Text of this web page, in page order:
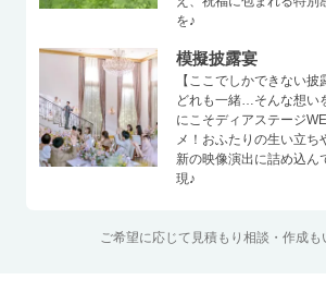
を♪
模擬披露宴
【ここでしかできない
どれも一緒…そんな想い
にこそディアステージ
メ！おふたりの生い立ち
新の映像演出に詰め込ん
現♪
ご希望に応じて見積もり相談・作成も